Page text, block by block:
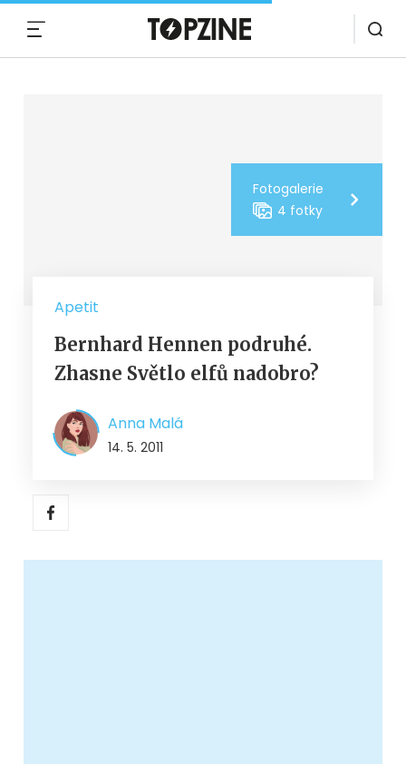
Fotogalerie
4 fotky
Apetit
Bernhard Hennen podruhé.
Zhasne Světlo elfů nadobro?
Anna Malá
14. 5. 2011